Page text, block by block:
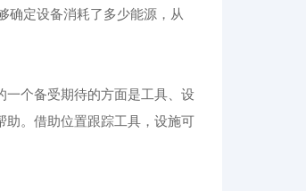
确定设备消耗了多少能源，从
个备受期待的方面是工具、设
助。借助位置跟踪工具，设施可